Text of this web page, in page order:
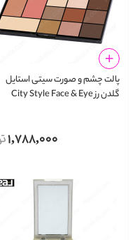
پالت چشم و صورت سیتی استایل
گلدن رز City Style Face & Eye
1,788,000